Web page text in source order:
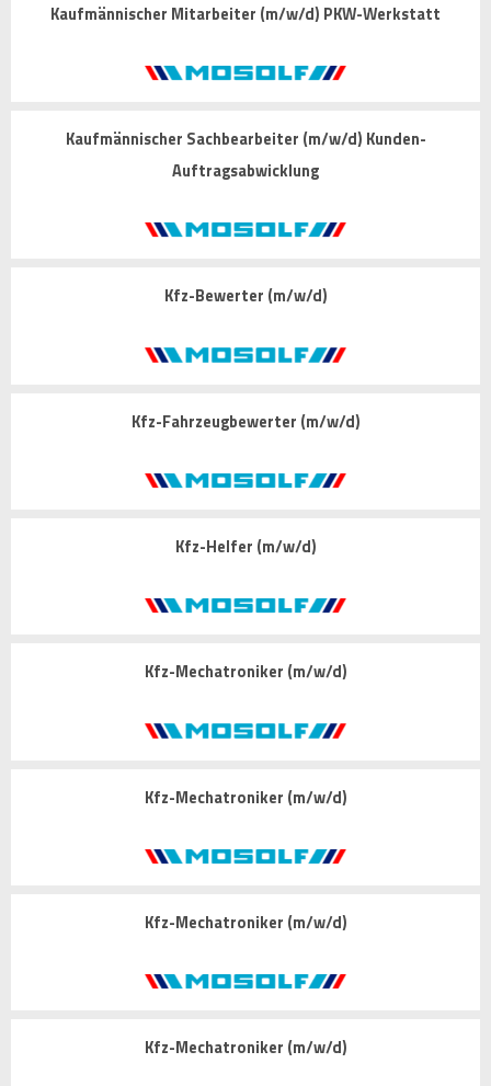
Kaufmännischer Mitarbeiter (m/w/d) PKW-Werkstatt
Kaufmännischer Sachbearbeiter (m/w/d) Kunden-
Auftragsabwicklung
Kfz-Bewerter (m/w/d)
Kfz-Fahrzeugbewerter (m/w/d)
Kfz-Helfer (m/w/d)
Kfz-Mechatroniker (m/w/d)
Kfz-Mechatroniker (m/w/d)
Kfz-Mechatroniker (m/w/d)
Kfz-Mechatroniker (m/w/d)